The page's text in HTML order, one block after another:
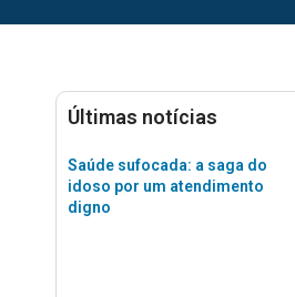
Últimas notícias
Saúde sufocada: a saga do
idoso por um atendimento
digno